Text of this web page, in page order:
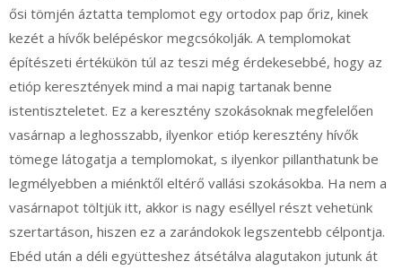
ősi tömjén áztatta templomot egy ortodox pap őriz, kinek
kezét a hívők belépéskor megcsókolják. A templomokat
építészeti értékükön túl az teszi még érdekesebbé, hogy az
etióp keresztények mind a mai napig tartanak benne
istentiszteletet. Ez a keresztény szokásoknak megfelelően
vasárnap a leghosszabb, ilyenkor etióp keresztény hívők
tömege látogatja a templomokat, s ilyenkor pillanthatunk be
legmélyebben a miénktől eltérő vallási szokásokba. Ha nem a
vasárnapot töltjük itt, akkor is nagy eséllyel részt vehetünk
szertartáson, hiszen ez a zarándokok legszentebb célpontja.
Ebéd után a déli együtteshez átsétálva alagutakon jutunk át